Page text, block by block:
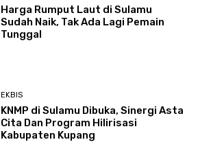
Harga Rumput Laut di Sulamu
Sudah Naik, Tak Ada Lagi Pemain
Tunggal
EKBIS
KNMP di Sulamu Dibuka, Sinergi Asta
Cita Dan Program Hilirisasi
Kabupaten Kupang